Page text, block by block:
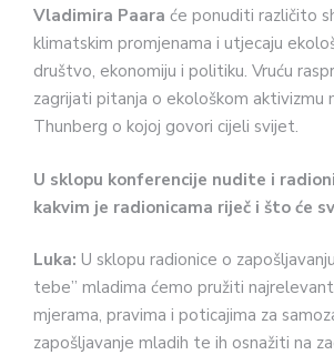
Vladimira Paara će ponuditi različito
klimatskim promjenama i utjecaju
društvo, ekonomiju i politiku. Vruću
zagrijati pitanja o ekološkom aktivizmu
Thunberg o kojoj govori cijeli svijet.
U sklopu konferencije nudite i
kakvim je radionicama riječ i što će
Luka: U sklopu radionice o
tebe” mladima ćemo pružiti
mjerama, pravima i poticajima za
zapošljavanje mladih te ih osnažiti na